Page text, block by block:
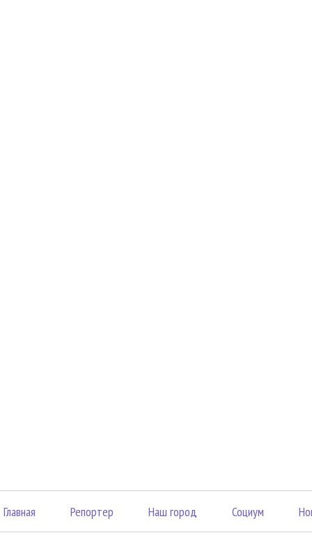
Главная Репортер Наш город Социум